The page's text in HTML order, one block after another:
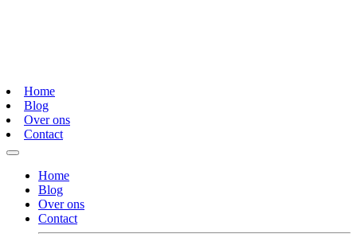
Home
Blog
Over ons
Contact
Home
Blog
Over ons
Contact